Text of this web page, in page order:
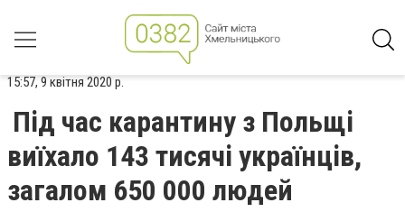
15:57, 9 квітня 2020 р.
Під час карантину з Польщі
виїхало 143 тисячі українців,
загалом 650 000 людей